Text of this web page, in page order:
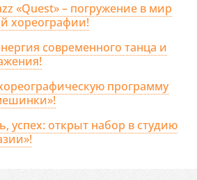
«Quest» – погружение в мир
хореографии!
современного танца и
программу
успех: открыт набор в студию